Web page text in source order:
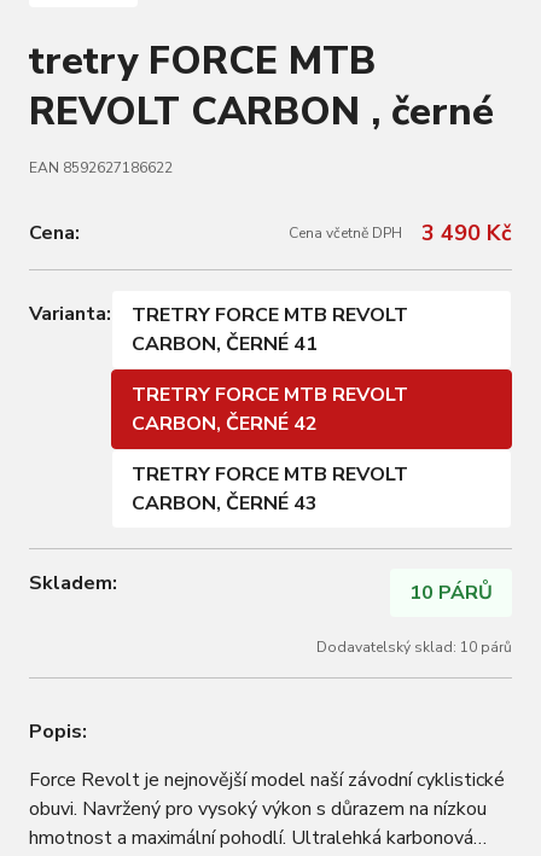
tretry FORCE MTB
REVOLT CARBON , černé
EAN 8592627186622
Cena: Cena včetně DPH 3 490 Kč
Varianta:
TRETRY FORCE MTB REVOLT
CARBON, ČERNÉ 41
TRETRY FORCE MTB REVOLT
CARBON, ČERNÉ 42
TRETRY FORCE MTB REVOLT
CARBON, ČERNÉ 43
Skladem: 10 PÁRŮ
Dodavatelský sklad: 10 párů
Popis:
Force Revolt je nejnovější model naší závodní cyklistické
obuvi. Navržený pro vysoký výkon s důrazem na nízkou
hmotnost a maximální pohodlí. Ultralehká karbonová